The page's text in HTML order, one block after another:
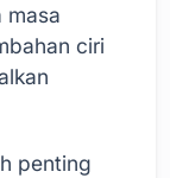
masa
ciri
penting